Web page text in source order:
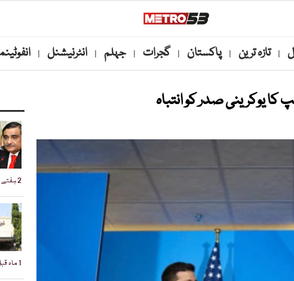
| تازہ ترین | پاکستان | گجرات | جہلم | انٹرنیشنل |
کا یوکرینی صدر کو انتباہ
2 ہفتے قبل
1 ماہ قبل